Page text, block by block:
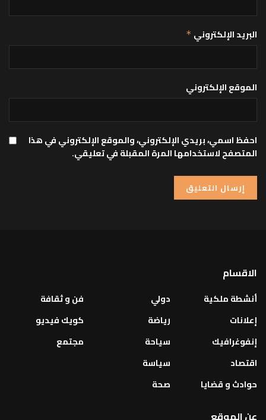
البريد الإلكتروني *
الموقع الإلكتروني
احفظ اسمي، بريدي الإلكتروني، والموقع الإلكتروني في هذا
المتصفح لاستخدامها المرة المقبلة في تعليقي.
الاقسام
أنشطة ملكية
إعلانات
إنفوغرافيك
اقتصاد
حوادث و قضايا
دولي
رياضة
سياحة
سياسة
صحة
فن و ثقافة
كويك فيديو
مجتمع
عن الموقع